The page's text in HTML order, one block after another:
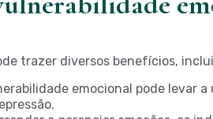
trazer diversos benefícios,
emocional pode levar a